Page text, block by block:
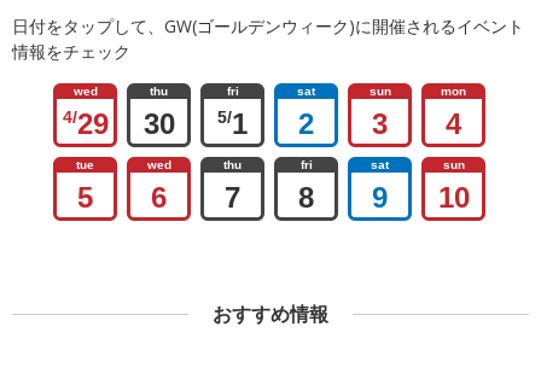
日付をタップして、GW(ゴールデンウィーク)に開催されるイベント
情報をチェック
wed
4/29
thu
30
fri
5/1
sat
2
sun
3
mon
4
tue
5
wed
6
thu
7
fri
8
sat
9
sun
10
おすすめ情報